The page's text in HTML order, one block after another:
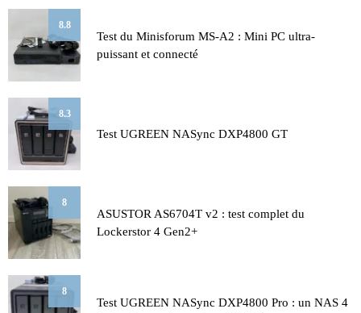
8.8
Test du Minisforum MS-A2 : Mini PC ultra-
puissant et connecté
8.3
Test UGREEN NASync DXP4800 GT
8
ASUSTOR AS6704T v2 : test complet du
Lockerstor 4 Gen2+
8
Test UGREEN NASync DXP4800 Pro : un NAS 4